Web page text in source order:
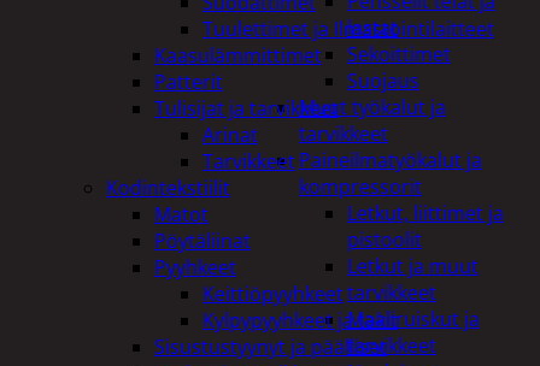
lastat
Sekoittimet
Suojaus
Muut työkalut ja
tarvikkeet
Paineilmatyökalut ja
kompressorit
Letkut, liittimet ja
pistoolit
Letkut ja muut
tarvikkeet
Maaliruiskut ja
tarvikkeet
Tuulettimet ja Ilmastointilaitteet
Kaasulämmittimet
Patterit
Tulisijat ja tarvikkeet
Arinat
Tarvikkeet
Kodintekstiilit
Matot
Pöytäliinat
Pyyhkeet
Keittiöpyyhkeet
Kylpypyyhkeet ja takit
Sisustustyynyt ja päälliset